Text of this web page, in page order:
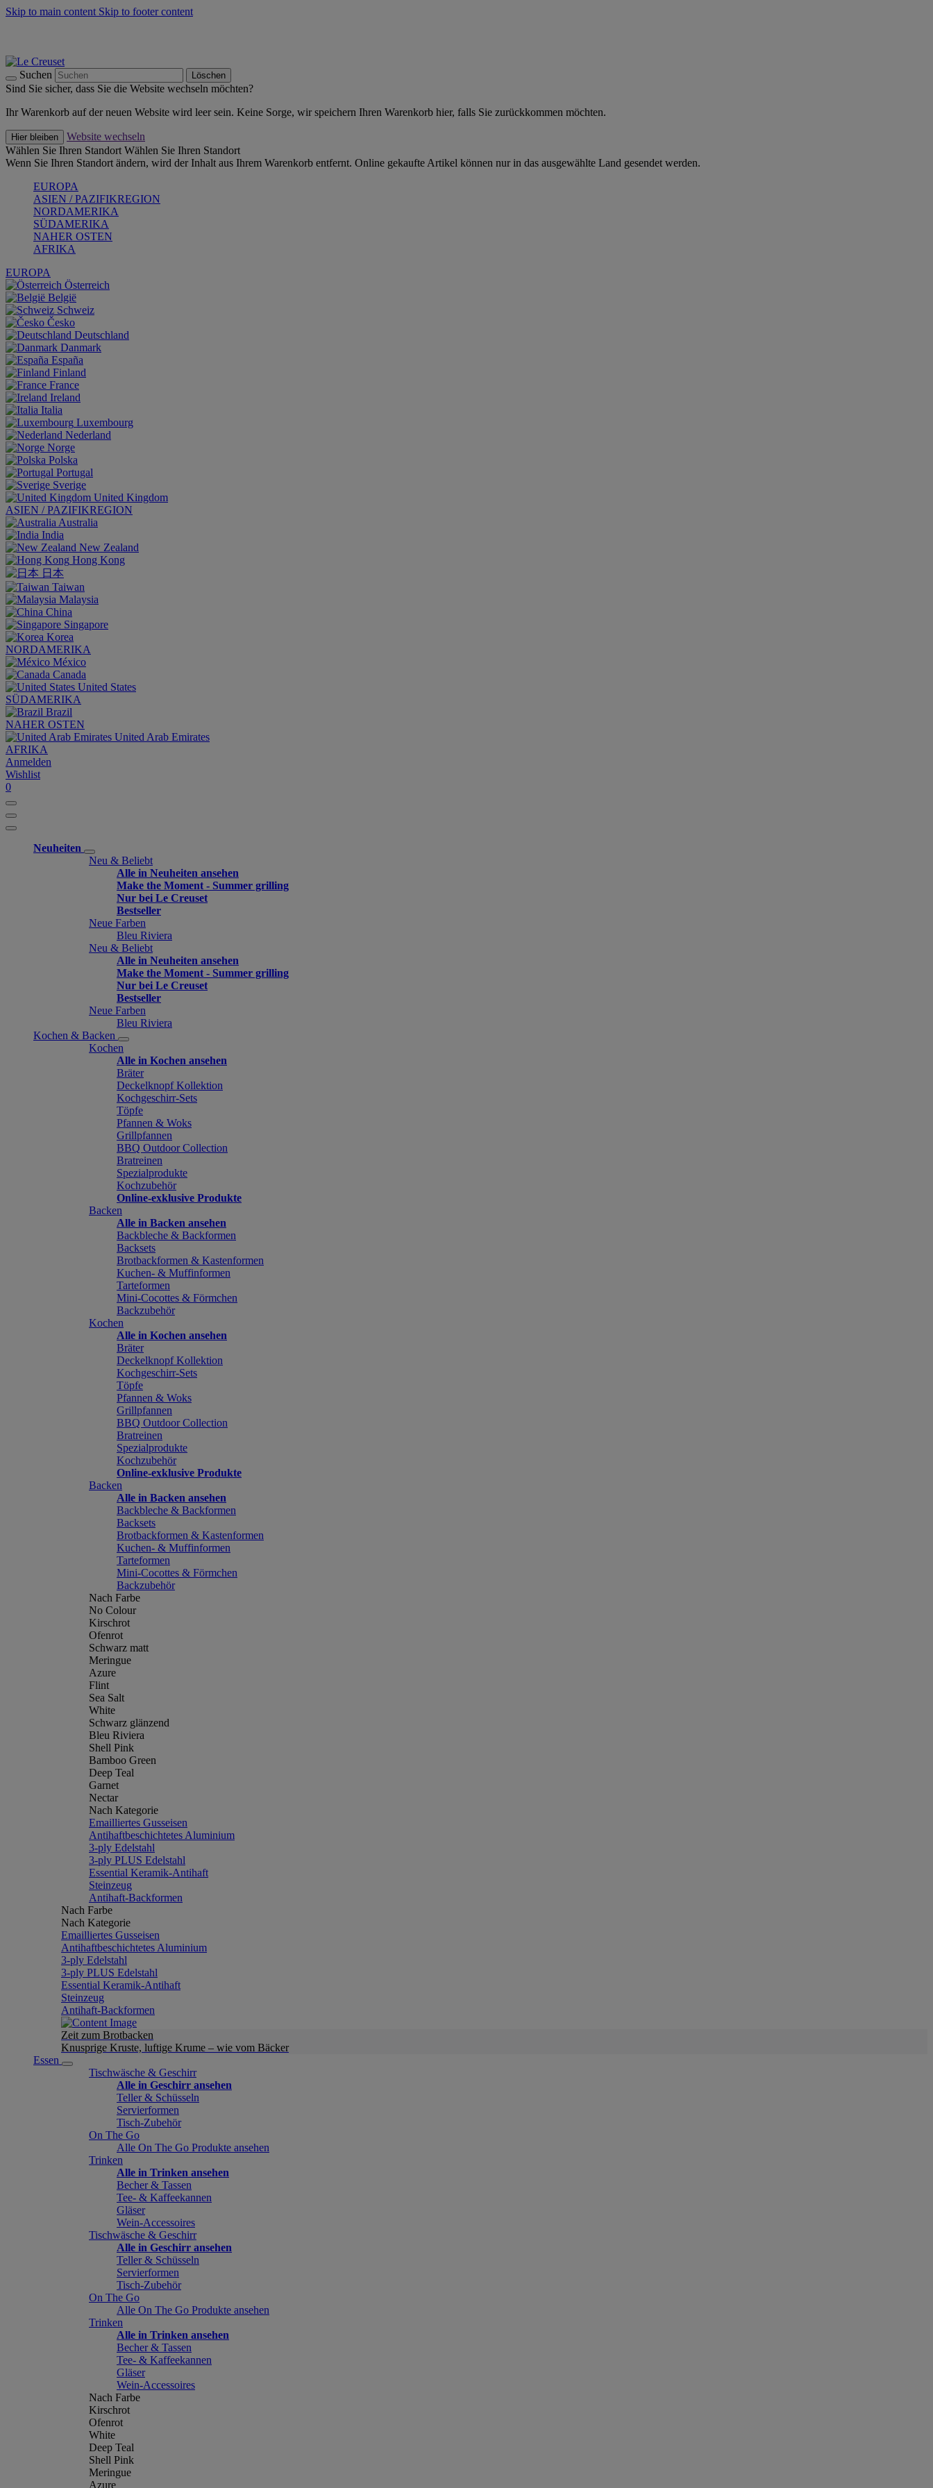
Skip to main content Skip to footer content
Suchen Löschen
Sind Sie sicher, dass Sie die Website wechseln möchten?
Ihr Warenkorb auf der neuen Website wird leer sein. Keine Sorge, wir speichern Ihren Warenkorb hier, falls Sie zurückkommen möchten.
Hier bleiben
Website wechseln
Wählen Sie Ihren Standort Wählen Sie Ihren Standort
Wenn Sie Ihren Standort ändern, wird der Inhalt aus Ihrem Warenkorb entfernt. Online gekaufte Artikel können nur in das ausgewählte Land gesendet werden.
EUROPA
ASIEN / PAZIFIKREGION
NORDAMERIKA
SÜDAMERIKA
NAHER OSTEN
AFRIKA
EUROPA
Österreich
België
Schweiz
Česko
Deutschland
Danmark
España
Finland
France
Ireland
Italia
Luxembourg
Nederland
Norge
Polska
Portugal
Sverige
United Kingdom
ASIEN / PAZIFIKREGION
Australia
India
New Zealand
Hong Kong
日本
Taiwan
Malaysia
China
Singapore
Korea
NORDAMERIKA
México
Canada
United States
SÜDAMERIKA
Brazil
NAHER OSTEN
United Arab Emirates
AFRIKA
Anmelden
Wishlist
0
Neuheiten
Neu & Beliebt
Alle in Neuheiten ansehen
Make the Moment - Summer grilling
Nur bei Le Creuset
Bestseller
Neue Farben
Bleu Riviera
Neu & Beliebt
Alle in Neuheiten ansehen
Make the Moment - Summer grilling
Nur bei Le Creuset
Bestseller
Neue Farben
Bleu Riviera
Kochen & Backen
Kochen
Alle in Kochen ansehen
Bräter
Deckelknopf Kollektion
Kochgeschirr-Sets
Töpfe
Pfannen & Woks
Grillpfannen
BBQ Outdoor Collection
Bratreinen
Spezialprodukte
Kochzubehör
Online-exklusive Produkte
Backen
Alle in Backen ansehen
Backbleche & Backformen
Backsets
Brotbackformen & Kastenformen
Kuchen- & Muffinformen
Tarteformen
Mini-Cocottes & Förmchen
Backzubehör
Kochen
Alle in Kochen ansehen
Bräter
Deckelknopf Kollektion
Kochgeschirr-Sets
Töpfe
Pfannen & Woks
Grillpfannen
BBQ Outdoor Collection
Bratreinen
Spezialprodukte
Kochzubehör
Online-exklusive Produkte
Backen
Alle in Backen ansehen
Backbleche & Backformen
Backsets
Brotbackformen & Kastenformen
Kuchen- & Muffinformen
Tarteformen
Mini-Cocottes & Förmchen
Backzubehör
Nach Farbe
No Colour
Kirschrot
Ofenrot
Schwarz matt
Meringue
Azure
Flint
Sea Salt
White
Schwarz glänzend
Bleu Riviera
Shell Pink
Bamboo Green
Deep Teal
Garnet
Nectar
Nach Kategorie
Emailliertes Gusseisen
Antihaftbeschichtetes Aluminium
3-ply Edelstahl
3-ply PLUS Edelstahl
Essential Keramik-Antihaft
Steinzeug
Antihaft-Backformen
Nach Farbe
Nach Kategorie
Emailliertes Gusseisen
Antihaftbeschichtetes Aluminium
3-ply Edelstahl
3-ply PLUS Edelstahl
Essential Keramik-Antihaft
Steinzeug
Antihaft-Backformen
Zeit zum Brotbacken
Knusprige Kruste, luftige Krume – wie vom Bäcker
Essen
Tischwäsche & Geschirr
Alle in Geschirr ansehen
Teller & Schüsseln
Servierformen
Tisch-Zubehör
On The Go
Alle On The Go Produkte ansehen
Trinken
Alle in Trinken ansehen
Becher & Tassen
Tee- & Kaffeekannen
Gläser
Wein-Accessoires
Tischwäsche & Geschirr
Alle in Geschirr ansehen
Teller & Schüsseln
Servierformen
Tisch-Zubehör
On The Go
Alle On The Go Produkte ansehen
Trinken
Alle in Trinken ansehen
Becher & Tassen
Tee- & Kaffeekannen
Gläser
Wein-Accessoires
Nach Farbe
Kirschrot
Ofenrot
White
Deep Teal
Shell Pink
Meringue
Azure